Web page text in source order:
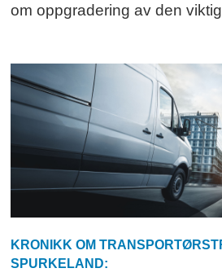
om oppgradering av den
KRONIKK OM
SPURKELAND: